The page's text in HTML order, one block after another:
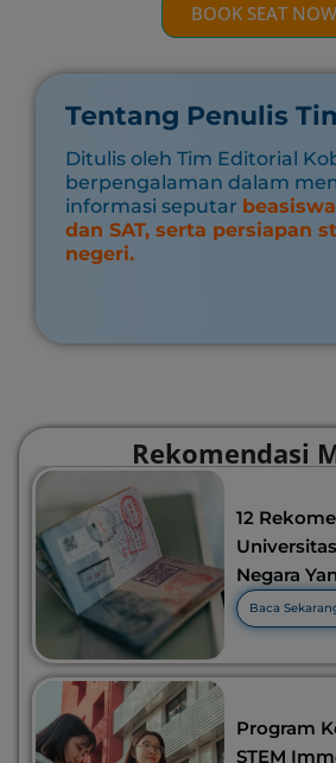
BOOK SEAT
Tentang Penulis
Ditulis oleh Tim Editorial
berpengalaman dalam
informasi seputar
dan SAT, serta persiapan
negeri.
Rekomendasi
12
Negara
Visa
Baca
Program
STEM